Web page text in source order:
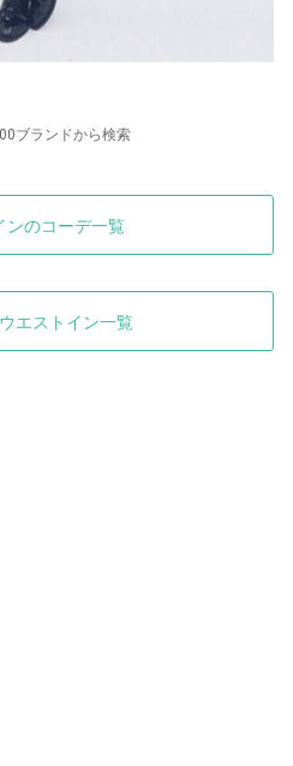
ブランドから検索
ンのコーデ一覧
エストイン一覧